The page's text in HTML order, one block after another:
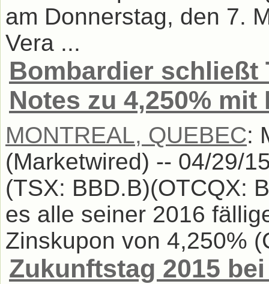
am Donnerstag, den 7.
Vera ...
Bombardier schließt
Notes zu 4,250%
MONTREAL, QUEBEC:
(Marketwired) -- 04/29/
(TSX: BBD.B)(OTCQX:
es alle seiner 2016
Zinskupon von 4,250%
Zukunftstag 2015